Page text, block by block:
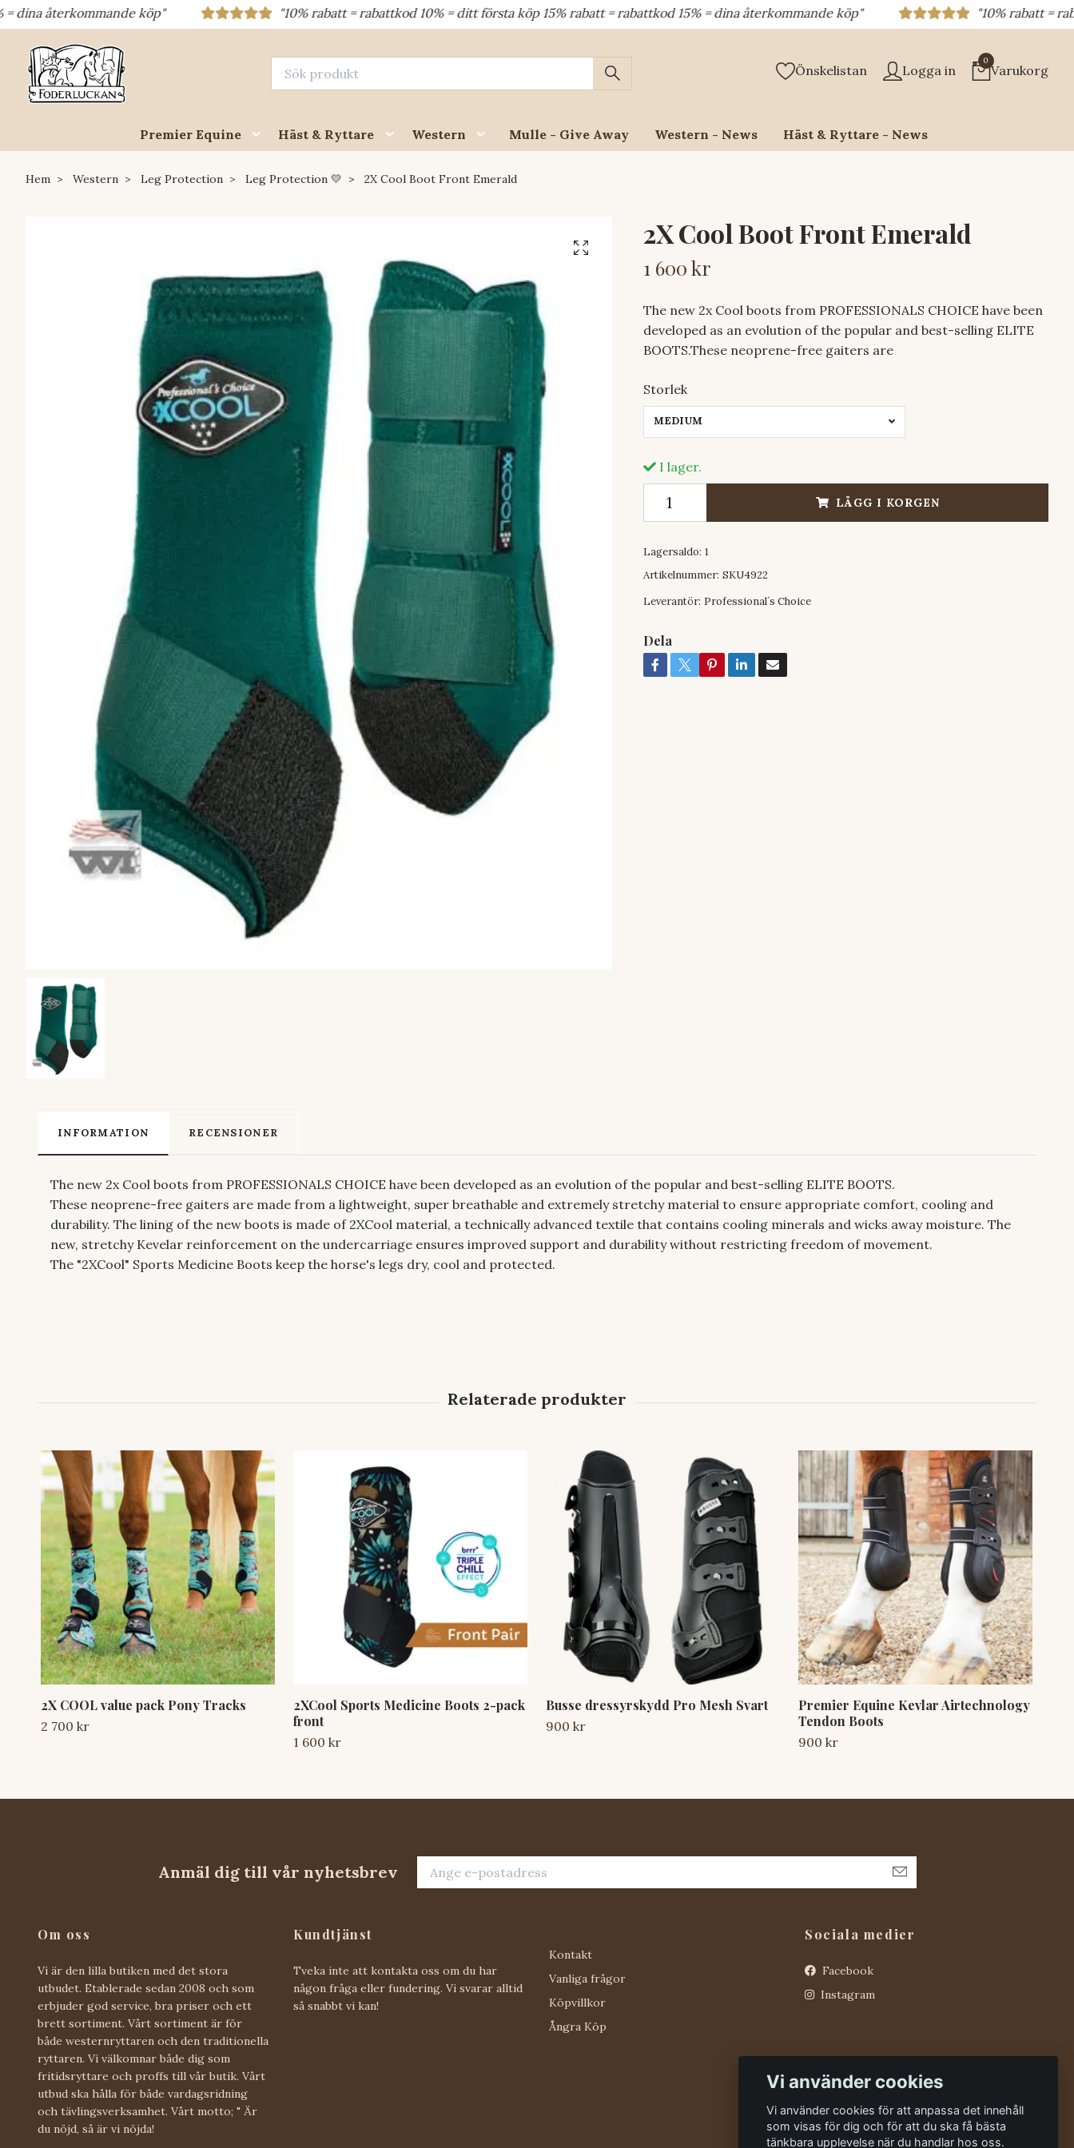
köp" "10% rabatt = rabattkod 10% = ditt första köp 15% rabatt = rabattkod 15% = dina återkommande köp" "10% rabatt = rabattkod
Önskelistan Logga in
0
Varukorg
Premier Equine Häst & Ryttare Western Mulle - Give Away Western - News Häst & Ryttare - News
Hem Western Leg Protection Leg Protection 💛 2X Cool Boot Front Emerald
2X Cool Boot Front Emerald
1 600 kr
The new 2x Cool boots from PROFESSIONALS CHOICE have been
developed as an evolution of the popular and best-selling ELITE
BOOTS.These neoprene-free gaiters are
Storlek
MEDIUM
I lager.
LÄGG I KORGEN
Lagersaldo: 1
Artikelnummer: SKU4922
Leverantör: Professional´s Choice
Dela
INFORMATION RECENSIONER
The new 2x Cool boots from PROFESSIONALS CHOICE have been developed as an evolution of the popular and best-selling ELITE BOOTS.
These neoprene-free gaiters are made from a lightweight, super breathable and extremely stretchy material to ensure appropriate comfort, cooling and
durability. The lining of the new boots is made of 2XCool material, a technically advanced textile that contains cooling minerals and wicks away moisture. The
new, stretchy Kevelar reinforcement on the undercarriage ensures improved support and durability without restricting freedom of movement.
The "2XCool" Sports Medicine Boots keep the horse's legs dry, cool and protected.
2X COOL value pack Pony Tracks
2 700 kr
2XCool Sports Medicine Boots 2-pack
front
1 600 kr
Busse dressyrskydd Pro Mesh Svart
900 kr
Premier Equine Kevlar Airtechnology
Tendon Boots
900 kr
Anmäl dig till vår nyhetsbrev
Om oss
Vi är den lilla butiken med det stora
utbudet. Etablerade sedan 2008 och som
erbjuder god service, bra priser och ett
brett sortiment. Vårt sortiment är för
både westernryttaren och den traditionella
ryttaren. Vi välkomnar både dig som
fritidsryttare och proffs till vår butik. Vårt
utbud ska hålla för både vardagsridning
och tävlingsverksamhet. Vårt motto; " Är
du nöjd, så är vi nöjda!
Kundtjänst
Tveka inte att kontakta oss om du har
någon fråga eller fundering. Vi svarar alltid
så snabbt vi kan!
Kontakt
Vanliga frågor
Köpvillkor
Ångra Köp
Sociala medier
Facebook
Instagram
Vi använder cookies
Vi använder cookies för att anpassa det innehåll
som visas för dig och för att du ska få bästa
tänkbara upplevelse när du handlar hos oss.